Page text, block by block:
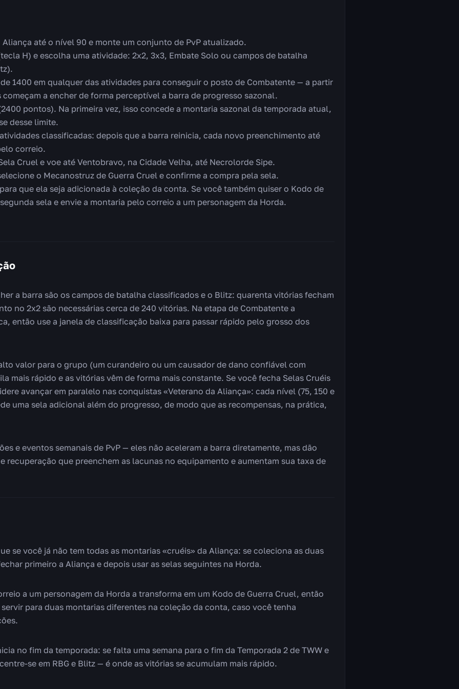
até o nível 90 e monte um conjunto de PvP atualizado.
H) e escolha uma atividade: 2x2, 3x3, Embate Solo ou campos de batalha
1400 em qualquer das atividades para conseguir o posto de Combatente — a partir
a encher de forma perceptível a barra de progresso sazonal.
pontos). Na primeira vez, isso concede a montaria sazonal da temporada atual,
desse limite.
classificadas: depois que a barra reinicia, cada novo preenchimento até
correio.
Cruel e voe até Ventobravo, na Cidade Velha, até Necrolorde Sipe.
o Mecanostruz de Guerra Cruel e confirme a compra pela sela.
que ela seja adicionada à coleção da conta. Se você também quiser o Kodo de
sela e envie a montaria pelo correio a um personagem da Horda.
a barra são os campos de batalha classificados e o Blitz: quarenta vitórias fecham
no 2x2 são necessárias cerca de 240 vitórias. Na etapa de Combatente a
então use a janela de classificação baixa para passar rápido pelo grosso dos
valor para o grupo (um curandeiro ou um causador de dano confiável com
mais rápido e as vitórias vêm de forma mais constante. Se você fecha Selas Cruéis
avançar em paralelo nas conquistas «Veterano da Aliança»: cada nível (75, 150 e
uma sela adicional além do progresso, de modo que as recompensas, na prática,
e eventos semanais de PvP — eles não aceleram a barra diretamente, mas dão
recuperação que preenchem as lacunas no equipamento e aumentam sua taxa de
se você já não tem todas as montarias «cruéis» da Aliança: se coleciona as duas
primeiro a Aliança e depois usar as selas seguintes na Horda.
a um personagem da Horda a transforma em um Kodo de Guerra Cruel, então
para duas montarias diferentes na coleção da conta, caso você tenha
no fim da temporada: se falta uma semana para o fim da Temporada 2 de TWW e
se em RBG e Blitz — é onde as vitórias se acumulam mais rápido.